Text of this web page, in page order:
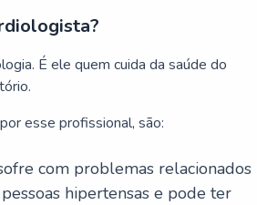
É ele quem cuida da saúde do
esse profissional, são:
com problemas relacionados
hipertensas e pode ter